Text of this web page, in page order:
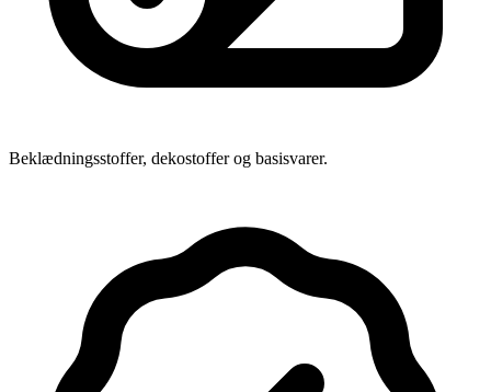
Beklædningsstoffer, dekostoffer og basisvarer.